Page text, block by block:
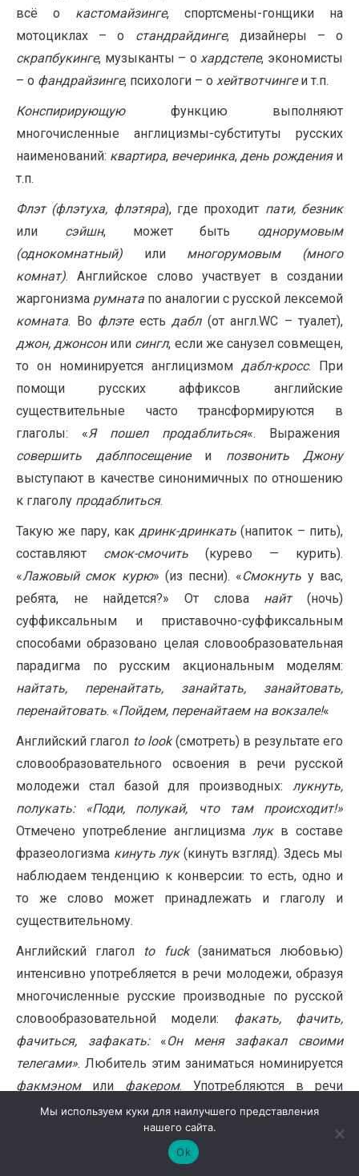
всё о кастомайзинге, спортсмены-гонщики на
мотоциклах – о стандрайдинге, дизайнеры – о
скрапбукинге, музыканты – охардстепе, экономисты
– о фандрайзинге, психологи – о хейтвотчингеи т.п.
Конспирирующуюфункцию выполняют
многочисленные англицизмы-субституты русских
наименований: квартира, вечеринка, день рожденияи
т.п.
Флэт (флэтуха, флэтяра), где проходит пати, безник
или сэйшн, может быть однорумовым
(однокомнатный) или многорумовым (много
комнат). Английское слово участвует в создании
жаргонизма румната по аналогии с русской лексемой
комната. Во флэтеесть дабл(от англ.WC – туалет),
джон, джонсон или сингл, если же санузел совмещен,
то он номинируется англицизмом дабл-кросс. При
помощи русских аффиксов английские
существительные часто трансформируются в
глаголы: «Я пошел продаблиться«. Выражения
совершить даблпосещениеи позвонить Джону
выступают в качестве синонимичных по отношению
к глаголу продаблиться.
Такую же пару, какдринк-дринкать (напиток – пить),
составляют смок-смочить (курево — курить).
«Лажовый смок курю» (из песни). «Смокнуть у вас,
ребята, не найдется?» От слова найт(ночь)
суффиксальным и приставочно-суффиксальным
способами образовано целая словообразовательная
парадигма по русским акциональным моделям:
найтать, перенайтать, занайтать, занайтовать,
перенайтовать. «Пойдем, перенайтаем на вокзале!«
Английский глагол to look(смотреть) в результате его
словообразовательного освоения в речи русской
молодежи стал базой для производных: лукнуть,
полукать: «Поди, полукай, что там происходит!»
Отмечено употребление англицизма лукв составе
фразеологизма кинуть лук(кинуть взгляд). Здесь мы
наблюдаем тенденцию к конверсии: то есть, одно и
то же слово может принадлежать и глаголу и
существительному.
Английский глагол to fuck(заниматься любовью)
интенсивно употребляется в речи молодежи, образуя
многочисленные русские производные по русской
словообразовательной модели: факать, фачить,
фачиться, зафакать:«Он меня зафакал своими
телегами». Любитель этим заниматься номинируется
факмэном или факером. Употребляются в речи
молодых носителей русского языка производные от
этого слова с другими префиксами:
(с
агрессивной окраской),
Мы используем куки для наилучшего представления
нашего сайта.
Ok